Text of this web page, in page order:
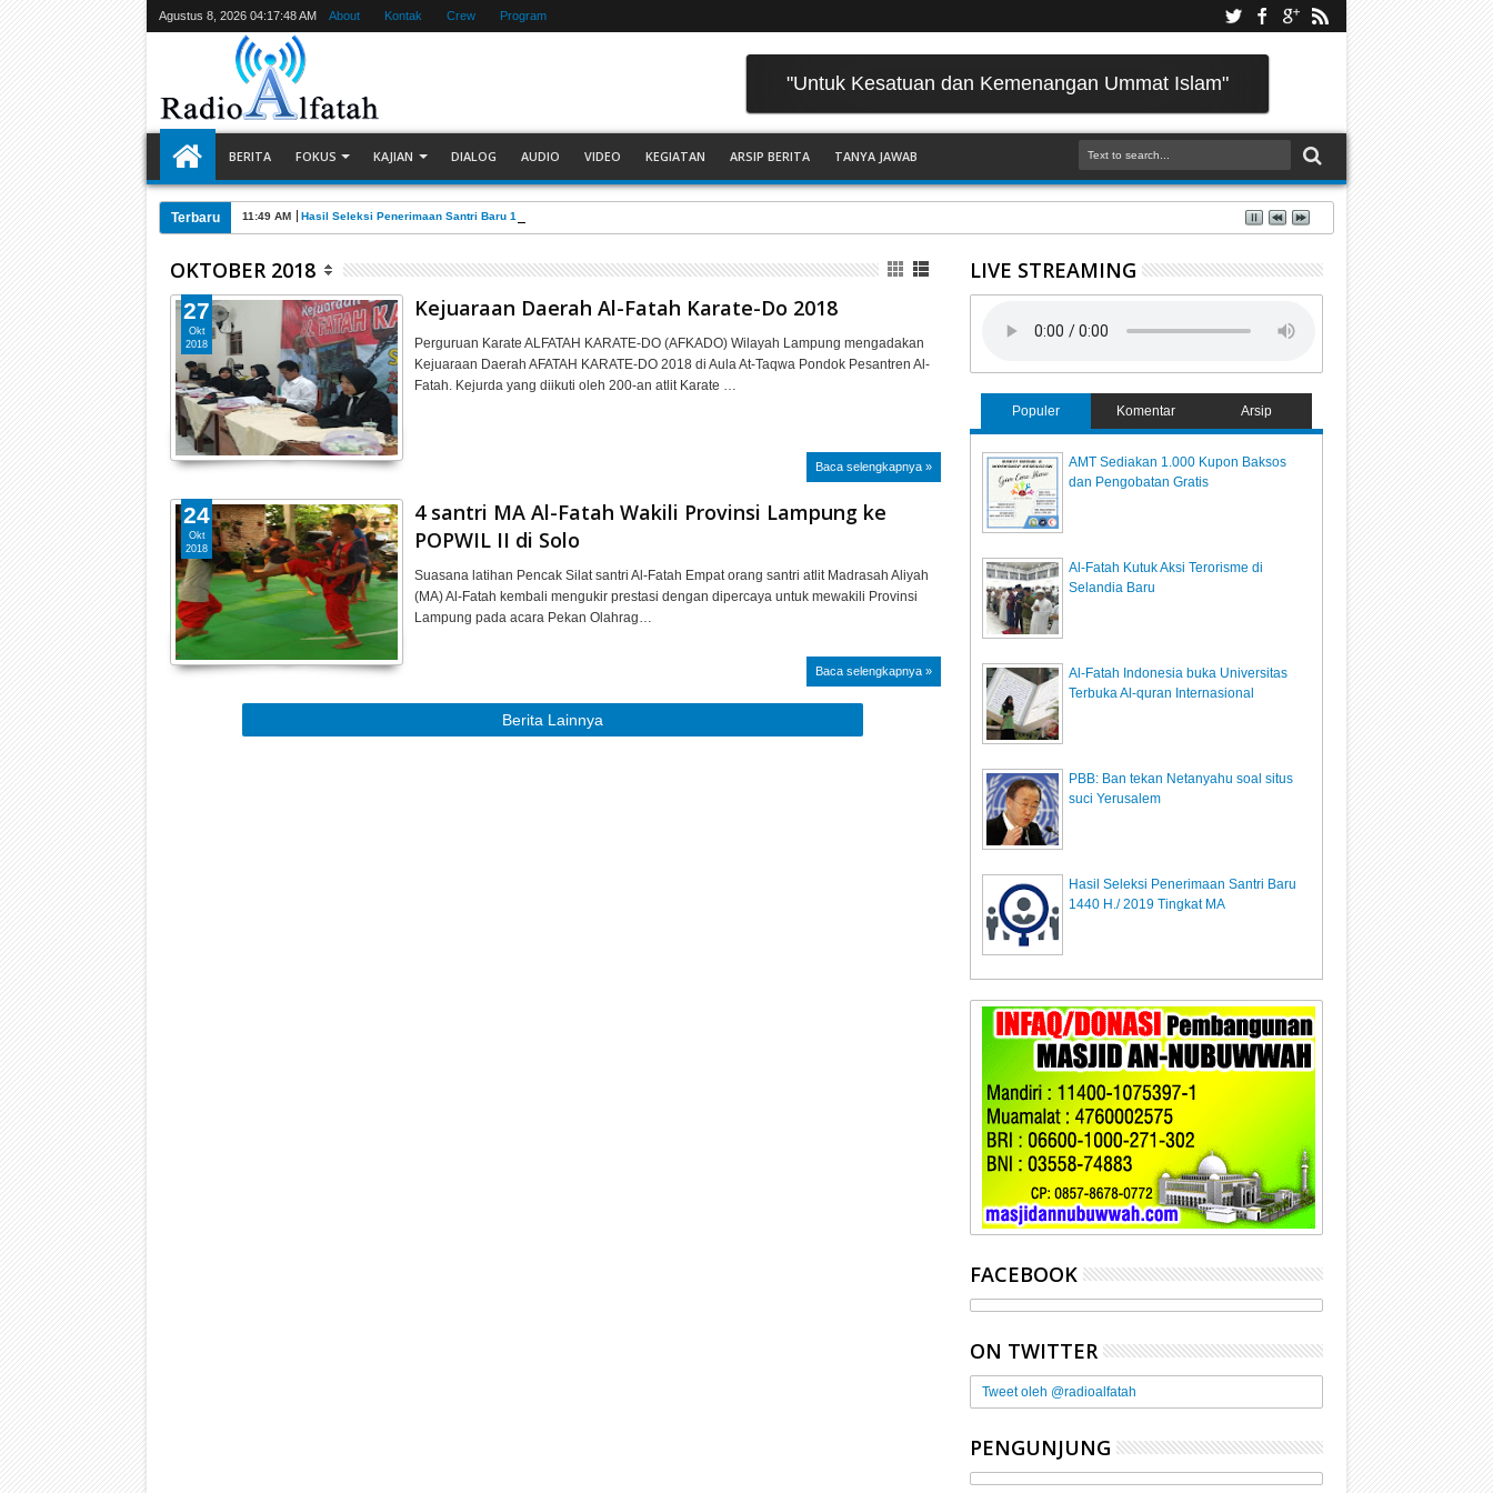
Agustus 8, 2026 04:17:49 AM About Kontak Crew Program
"Untuk Kesatuan dan Kemenangan Ummat Islam"
BERITA FOKUS KAJIAN DIALOG AUDIO VIDEO KEGIATAN ARSIP BERITA TANYA JAWAB
Terbaru 11:49 AM Hasil Seleksi Penerimaan Santri Baru 1440 H./ 2019 Tingkat MTs
OKTOBER 2018
Kejuaraan Daerah Al-Fatah Karate-Do 2018
Perguruan Karate ALFATAH KARATE-DO (AFKADO) Wilayah Lampung mengadakan
Kejuaraan Daerah AFATAH KARATE-DO 2018 di Aula At-Taqwa Pondok Pesantren Al-
Fatah. Kejurda yang diikuti oleh 200-an atlit Karate …
Baca selengkapnya »
27
Okt
2018
4 santri MA Al-Fatah Wakili Provinsi Lampung ke
POPWIL II di Solo
Suasana latihan Pencak Silat santri Al-Fatah Empat orang santri atlit Madrasah Aliyah
(MA) Al-Fatah kembali mengukir prestasi dengan dipercaya untuk mewakili Provinsi
Lampung pada acara Pekan Olahrag…
Baca selengkapnya »
24
Okt
2018
Berita Lainnya
LIVE STREAMING
Populer Komentar Arsip
AMT Sediakan 1.000 Kupon Baksos
dan Pengobatan Gratis
Al-Fatah Kutuk Aksi Terorisme di
Selandia Baru
Al-Fatah Indonesia buka Universitas
Terbuka Al-quran Internasional
PBB: Ban tekan Netanyahu soal situs
suci Yerusalem
Hasil Seleksi Penerimaan Santri Baru
1440 H./ 2019 Tingkat MA
FACEBOOK
ON TWITTER
Tweet oleh @radioalfatah
PENGUNJUNG